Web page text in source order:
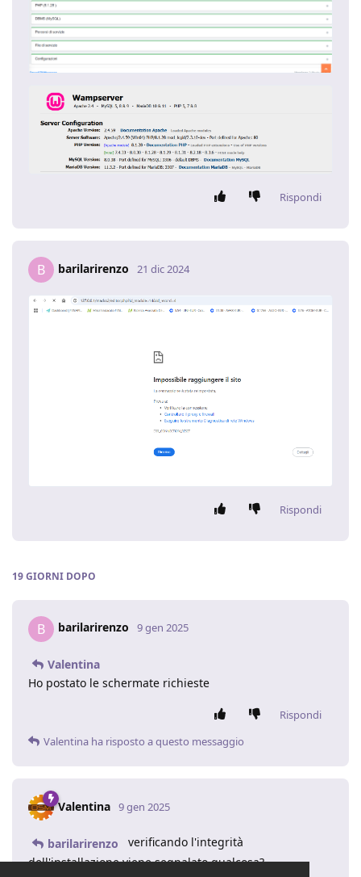
Rispondi
B barilarirenzo 21 dic 2024
Rispondi
19 GIORNI DOPO
B barilarirenzo 9 gen 2025
Valentina
Ho postato le schermate richieste
Rispondi
Valentina ha risposto a questo messaggio
Valentina 9 gen 2025
barilarirenzo
verificando l'integrità
dell'installazione viene segnalato qualcosa?